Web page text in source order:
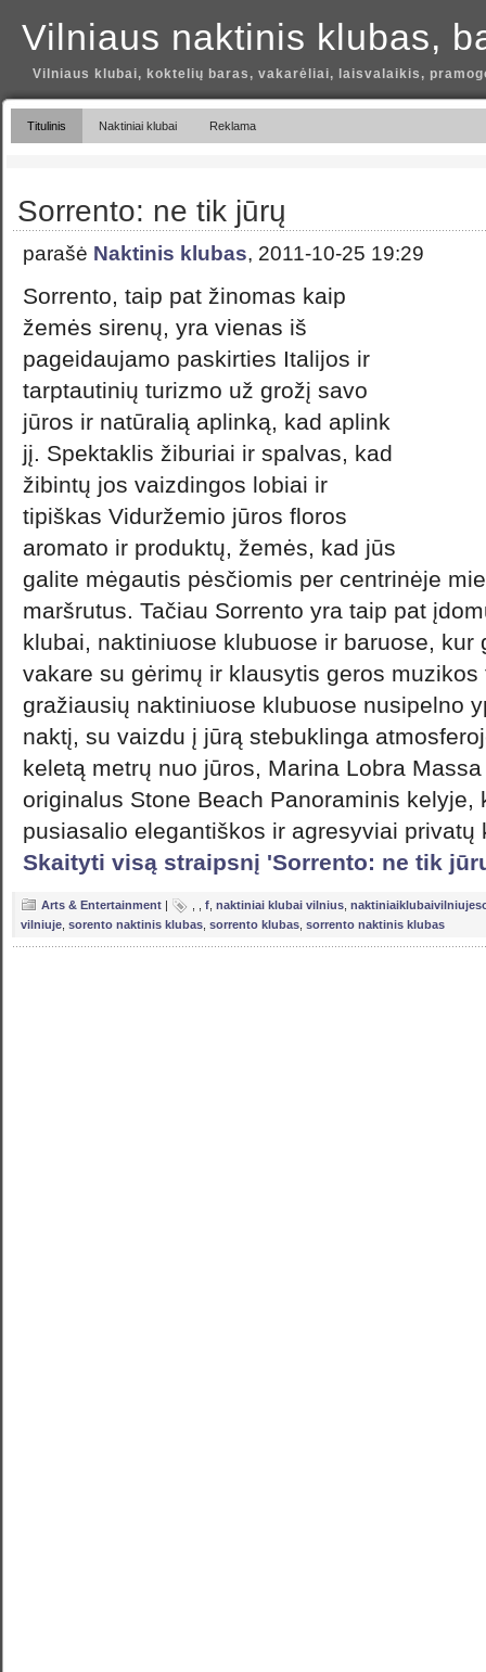
Vilniaus naktinis klubas,
Vilniaus klubai, koktelių baras, vakarėliai, laisvalaikis,
Titulinis Naktiniai klubai Reklama
Sorrento: ne tik jūrų
parašė Naktinis klubas, 2011-10-25 19:29
Sorrento, taip pat žinomas kaip
žemės sirenų, yra vienas iš
pageidaujamo paskirties Italijos ir
tarptautinių turizmo už grožį savo
jūros ir natūralią aplinką, kad aplink
jį. Spektaklis žiburiai ir spalvas, kad
žibintų jos vaizdingos lobiai ir
tipiškas Viduržemio jūros floros
aromato ir produktų, žemės, kad jūs
galite mėgautis pėsčiomis per centrinėje
maršrutus. Tačiau Sorrento yra taip pat
klubai, naktiniuose klubuose ir baruose, kur
vakare su gėrimų ir klausytis geros muzikos
gražiausių naktiniuose klubuose nusipelno
naktį, su vaizdu į jūrą stebuklinga
keletą metrų nuo jūros, Marina Lobra
originalus Stone Beach Panoraminis kelyje,
pusiasalio elegantiškos ir agresyviai privatų
Skaityti visą straipsnį 'Sorrento: ne tik
Arts & Entertainment | f naktiniai klubai vilnius
vilniuje sorento naktinis klubas sorrento klubas sorrento naktinis klubas